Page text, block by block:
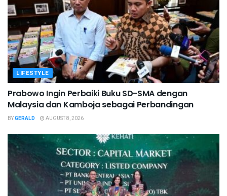
LIFESTYLE
Prabowo Ingin Perbaiki Buku SD-SMA dengan
Malaysia dan Kamboja sebagai Perbandingan
BYGERALD AUGUST 8, 2026